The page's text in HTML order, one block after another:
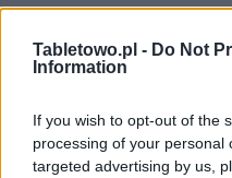
Tabletowo.pl - Do Not
Information
If you wish to opt-out of the
processing of your personal
targeted advertising by us,